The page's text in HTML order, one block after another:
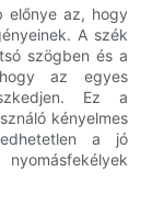
előnye az, hogy
A szék
szögben és a
hogy az egyes
Ez a
kényelmes
a jó